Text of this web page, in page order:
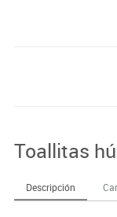
Toallitas
Descripción